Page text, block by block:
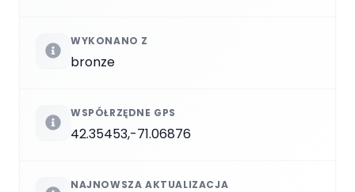
WYKONANO Z
bronze
WSPÓŁRZĘDNE GPS
42.35453,-71.06876
NAJNOWSZA AKTUALIZACJA